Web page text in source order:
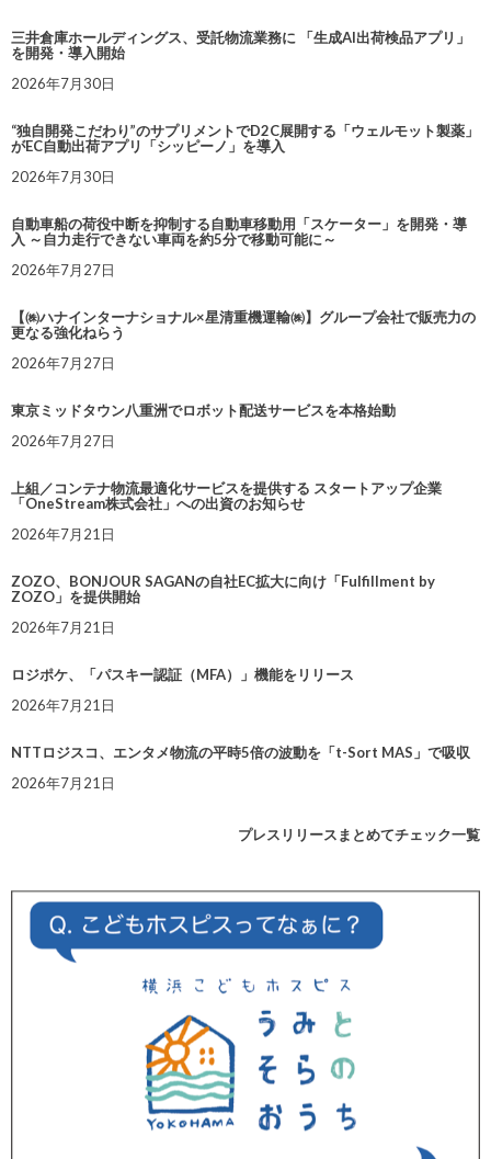
三井倉庫ホールディングス、受託物流業務に 「生成AI出荷検品アプリ」
を開発・導入開始
2026年7月30日
“独自開発こだわり”のサプリメントでD2C展開する「ウェルモット製薬」
がEC自動出荷アプリ「シッピーノ」を導入
2026年7月30日
自動車船の荷役中断を抑制する自動車移動用「スケーター」を開発・導
入 ～自力走行できない車両を約5分で移動可能に～
2026年7月27日
【㈱ハナインターナショナル×星清重機運輸㈱】グループ会社で販売力の
更なる強化ねらう
2026年7月27日
東京ミッドタウン八重洲でロボット配送サービスを本格始動
2026年7月27日
上組／コンテナ物流最適化サービスを提供する スタートアップ企業
「OneStream株式会社」への出資のお知らせ
2026年7月21日
ZOZO、BONJOUR SAGANの自社EC拡大に向け「Fulfillment by
ZOZO」を提供開始
2026年7月21日
ロジポケ、「パスキー認証（MFA）」機能をリリース
2026年7月21日
NTTロジスコ、エンタメ物流の平時5倍の波動を「t-Sort MAS」で吸収
2026年7月21日
プレスリリースまとめてチェック一覧